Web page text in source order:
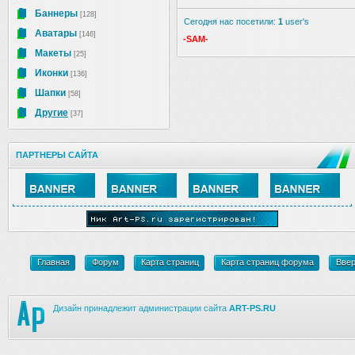
Баннеры [128]
Аватары [146]
Макеты [25]
Иконки [136]
Шапки [58]
Другие [37]
Сегодня нас посетили: 1 user's
-SAM-
ПАРТНЕРЫ САЙТА
Главная Форум Карта страниц Карта страниц форума
Дизайн принадлежит администрации сайта ART-PS.RU